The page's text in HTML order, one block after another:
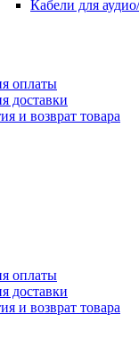
Кабели для
оплаты
доставки
и возврат товара
оплаты
доставки
и возврат товара